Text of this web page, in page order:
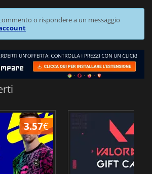
o rispondere a un messaggio
3.57€